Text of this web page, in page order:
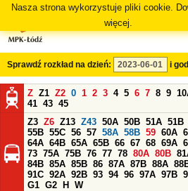
Nasza strona wykorzystuje pliki cookie.
więcej.
Sprawdź rozkład na dzień: i
Z Z1 Z2 0 1 2 3 4 5 6 7 8 9
41 43 45
Z3 Z6 Z13 Z43 50A 50B 51A 51B
55B 55C 56 57 58A 58B 59 60A
64A 64B 65A 65B 66 67 68 69A
73 75A 75B 76 77 78 80A 80B
84B 85A 85B 86 87A 87B 88A
91C 92A 92B 93 94 96 97A 97B
G1 G2 H
W